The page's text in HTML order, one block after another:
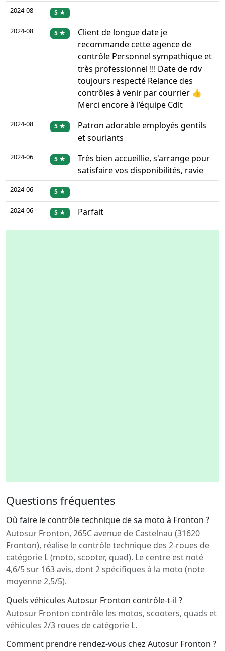
2024-08 5 ★
2024-08 5 ★
Client de longue date je
recommande cette agence de
contrôle Personnel sympathique et
très professionnel !!! Date de rdv
toujours respecté Relance des
contrôles à venir par courrier 👍
Merci encore à l’équipe Cdlt
2024-08 5 ★
Patron adorable employés gentils
et souriants
2024-06 5 ★
Très bien accueillie, s'arrange pour
satisfaire vos disponibilités, ravie
2024-06 5 ★
2024-06 5 ★ Parfait
Questions fréquentes
Où faire le contrôle technique de sa moto à Fronton ?
Autosur Fronton, 265C avenue de Castelnau (31620
Fronton), réalise le contrôle technique des 2-roues de
catégorie L (moto, scooter, quad). Le centre est noté
4,6/5 sur 163 avis, dont 2 spécifiques à la moto (note
moyenne 2,5/5).
Quels véhicules Autosur Fronton contrôle-t-il ?
Autosur Fronton contrôle les motos, scooters, quads et
véhicules 2/3 roues de catégorie L.
Comment prendre rendez-vous chez Autosur Fronton ?